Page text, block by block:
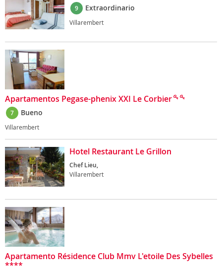
9 Extraordinario
Villarembert
Apartamentos Pegase-phenix XXI Le Corbier
7 Bueno
Villarembert
Hotel Restaurant Le Grillon
Chef Lieu,
Villarembert
Apartamento Résidence Club Mmv L'etoile Des Sybelles
****